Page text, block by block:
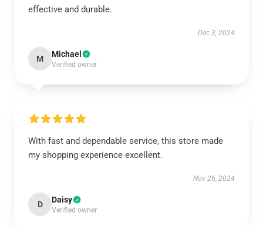
effective and durable.
Dec 3, 2024
M Michael
Verified owner
With fast and dependable service, this store made
my shopping experience excellent.
Nov 26, 2024
D Daisy
Verified owner